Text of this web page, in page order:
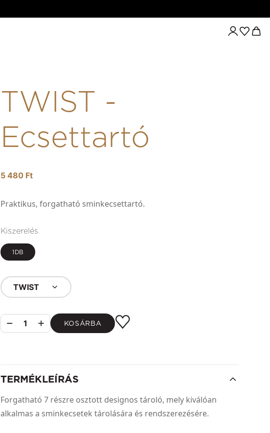
TWIST -
Ecsettartó
5 480 Ft
Praktikus, forgatható sminkecsettartó.
Kiszerelés
1DB
TWIST
1 KOSÁRBA
TERMÉKLEÍRÁS
Forgatható 7 részre osztott designos tároló, mely kiválóan
alkalmas a sminkecsetek tárolására és rendszerezésére.